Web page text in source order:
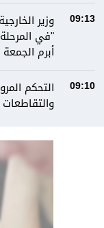
09:13
وزير
"في
أبرم
09:10
التحكم